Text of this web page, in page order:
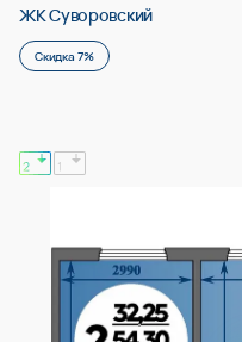
2-комнатная квартира
ЖК Суворовский
Скидка 7%